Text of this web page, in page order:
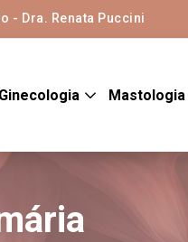
- Dra. Renata Puccini
Ginecologia Mastologia